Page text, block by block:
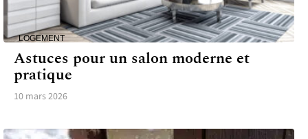
LOGEMENT
Astuces pour un salon moderne et
pratique
10 mars 2026